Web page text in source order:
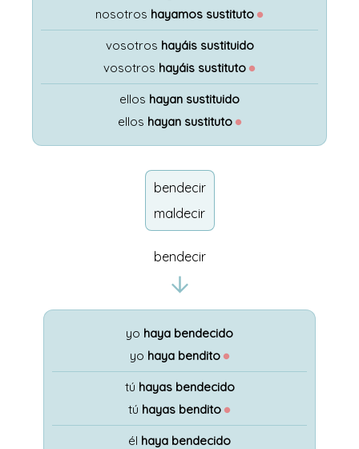
nosotros hayamos sustituto ●
vosotros hayáis sustituido
vosotros hayáis sustituto ●
ellos hayan sustituido
ellos hayan sustituto ●
bendecir
maldecir
bendecir
yo haya bendecido
yo haya bendito ●
tú hayas bendecido
tú hayas bendito ●
él haya bendecido